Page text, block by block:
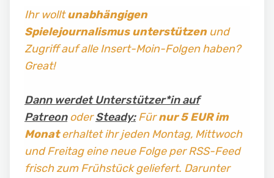
Ihr wolltunabhängigen
Spielejournalismus unterstützenund
Zugriff auf alle Insert-Moin-Folgen haben?
Great!
Dann werdet Unterstützer*in auf
PatreonoderSteady:Fürnur 5 EUR im
Monaterhaltet ihr jeden Montag, Mittwoch
und Freitag eine neue Folge per RSS-Feed
frisch zum Frühstück geliefert. Darunter